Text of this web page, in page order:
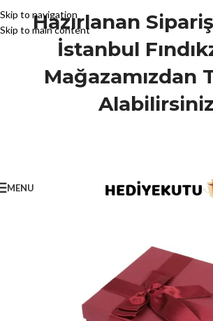
Skip to navigation
Skip to main content
Hazırlanan
İstanbul
Mağazamızdan
Alabilirsiniz
MENU